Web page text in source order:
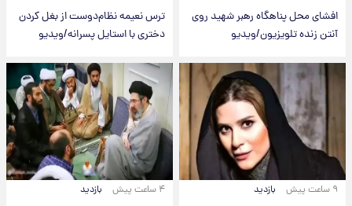
افشای محل پناهگاه‌ رهبر شهید روی
آنتن زنده تلویزیون/ویدیو
ترس نعیمه نظام‌دوست از بغل کردن
دختری با استایل پسرانه/ویدیو
۹ ساعت پیش بازدید ۴ ساعت پیش بازدید